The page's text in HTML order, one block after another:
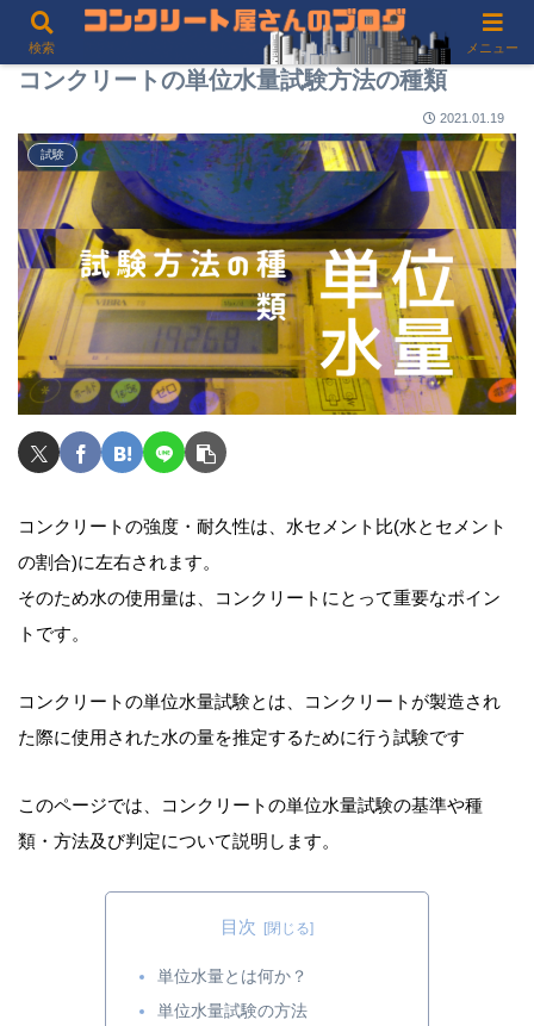
コンクリートの単位水量試験方法の種類
2021.01.19
試験
コンクリートの強度・耐久性は、水セメント比(水とセメント
の割合)に左右されます。
そのため水の使用量は、コンクリートにとって重要なポイン
トです。
コンクリートの単位水量試験とは、コンクリートが製造され
た際に使用された水の量を推定するために行う試験です
このページでは、コンクリートの単位水量試験の基準や種
類・方法及び判定について説明します。
目次
単位水量とは何か？
単位水量試験の方法
検索 メニュー